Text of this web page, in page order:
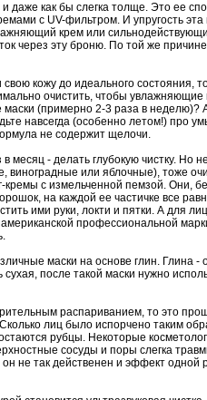
и даже как бы слегка толще. Это ее
с UV-фильтром. И упругость
крем или
через эту броню. По той же
свою кожу до идеального
очистить, чтобы
(примерно 2-3 раза в неделю)?
навсегда (особенно летом!) про
не содержит щелочи.
- делать глубокую чистку. Но
виноградные или яблочные), тоже
кремы с измельченной пемзой. Они,
на каждой ее частичке все
ими руки, локти и пятки. А для
профессиональной
маски на основе глин. Глина
сухая, после такой маски нужно
распариванием, то это
лиц было испорчено таким
рубцы. Некоторые
сосуды и поры слегка
не так действенен и эффект